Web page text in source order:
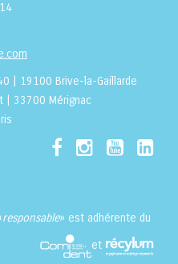
| 19100 Brive-la-Gaillarde
| 33700 Mérignac
responsable» est adhérente du
et